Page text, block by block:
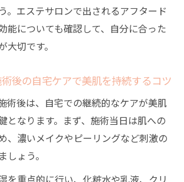
。エステサロンで出されるアフタード
能についても確認して、自分に合った
大切です。
後の自宅ケアで美肌を持続するコツ
術後は、自宅での継続的なケアが美肌
となります。まず、施術当日は肌への
、濃いメイクやピーリングなど刺激の
しょう。
を重点的に行い、化粧水や乳液、クリ